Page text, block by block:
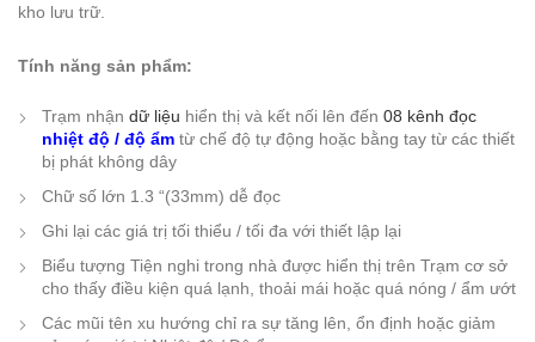
kho lưu trữ.
Tính năng sản phẩm:
Trạm nhận dữ liệu hiển thị và kết nối lên đến 08 kênh đọc
nhiệt độ / độ ẩm từ chế độ tự động hoặc bằng tay từ các thiết
bị phát không dây
Chữ số lớn 1.3 “(33mm) dễ đọc
Ghi lại các giá trị tối thiểu / tối đa với thiết lập lại
Biểu tượng Tiện nghi trong nhà được hiển thị trên Trạm cơ sở
cho thấy điều kiện quá lạnh, thoải mái hoặc quá nóng / ẩm ướt
Các mũi tên xu hướng chỉ ra sự tăng lên, ổn định hoặc giảm